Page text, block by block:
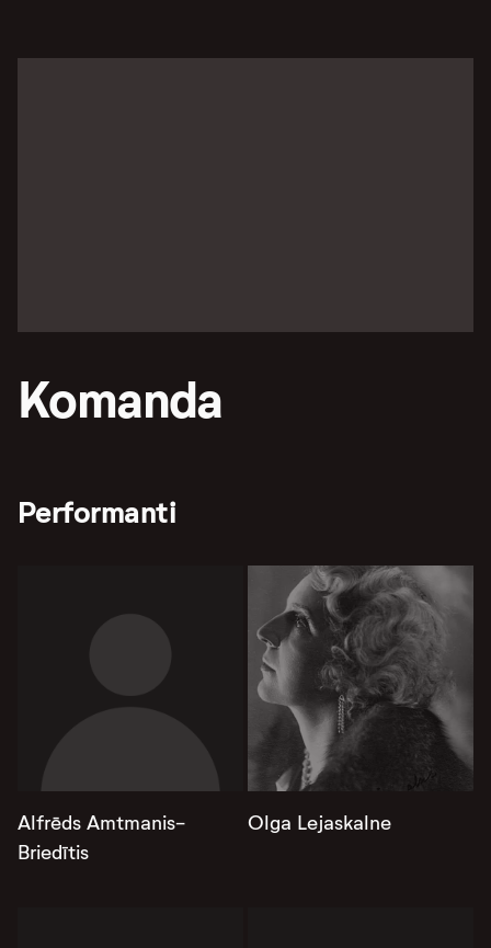
Komanda
Performanti
Alfrēds Amtmanis-
Briedītis
Olga Lejaskalne